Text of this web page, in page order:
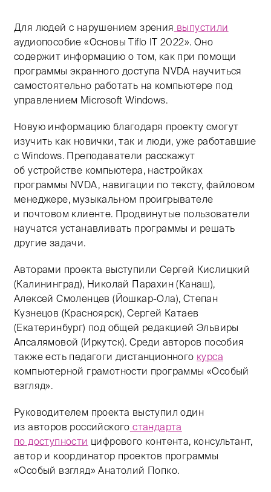
Для людей с нарушением зрения выпустили
аудиопособие «Основы Tiflo IT 2022». Оно
содержит информацию о том, как при помощи
программы экранного доступа NVDA научиться
самостоятельно работать на компьютере под
управлением Microsoft Windows.
Новую информацию благодаря проекту смогут
изучить как новички, так и люди, уже работавшие
с Windows. Преподаватели расскажут
об устройстве компьютера, настройках
программы NVDA, навигации по тексту, файловом
менеджере, музыкальном проигрывателе
и почтовом клиенте. Продвинутые пользователи
научатся устанавливать программы и решать
другие задачи.
Авторами проекта выступили Сергей Кислицкий
(Калининград), Николай Парахин (Канаш),
Алексей Смоленцев (Йошкар-Ола), Степан
Кузнецов (Красноярск), Сергей Катаев
(Екатеринбург) под общей редакцией Эльвиры
Апсалямовой (Иркутск). Среди авторов пособия
также есть педагоги дистанционного курса
компьютерной грамотности программы «Особый
взгляд».
Руководителем проекта выступил один
из авторов российского стандарта
по доступности цифрового контента, консультант,
автор и координатор проектов программы
«Особый взгляд» Анатолий Попко.